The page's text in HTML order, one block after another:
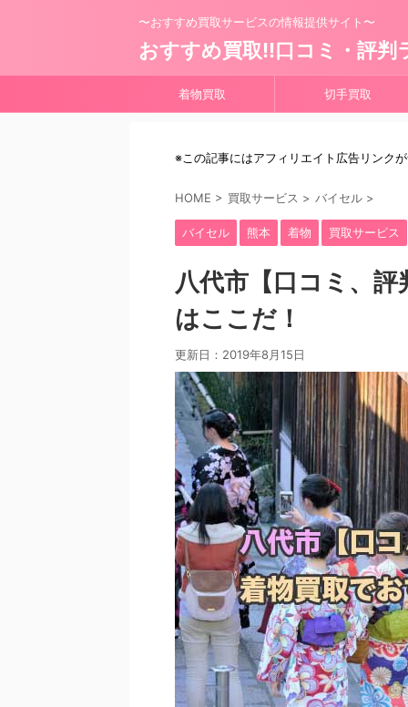
〜おすすめ買取サービスの情報提供サイト〜
おすすめ買取!!口コミ・評判
着物買取 切手買取
※この記事にはアフィリエイト広告リンク
HOME > 買取サービス > バイセル >
バイセル 熊本 着物 買取サービス
八代市【口コミ、
はここだ！
更新日： 2019年8月15日